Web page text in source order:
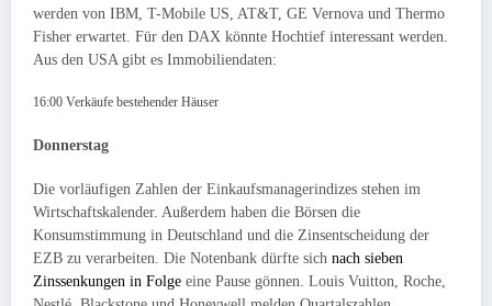
werden von IBM, T-Mobile US, AT&T, GE Vernova und Thermo
Fisher erwartet. Für den DAX könnte Hochtief interessant werden.
Aus den USA gibt es Immobiliendaten:
16:00 Verkäufe bestehender Häuser
Donnerstag
Die vorläufigen Zahlen der Einkaufsmanagerindizes stehen im
Wirtschaftskalender. Außerdem haben die Börsen die
Konsumstimmung in Deutschland und die Zinsentscheidung der
EZB zu verarbeiten. Die Notenbank dürfte sich nach sieben
Zinssenkungen in Folge eine Pause gönnen. Louis Vuitton, Roche,